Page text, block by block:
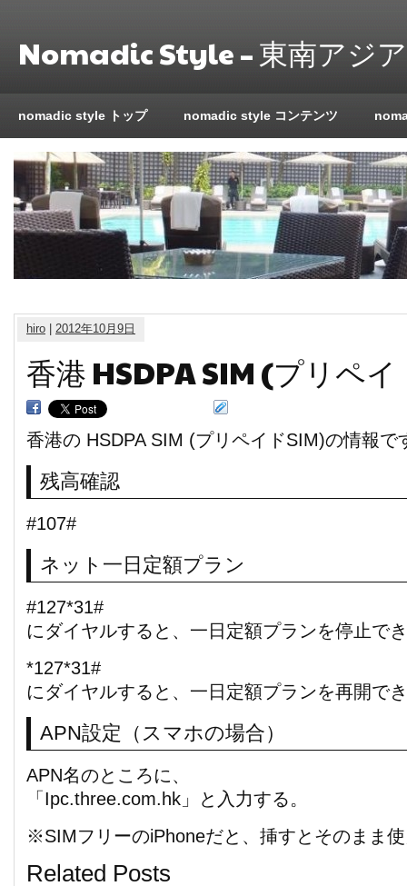
Nomadic Style – 東南アジ
nomadic style トップ nomadic style コンテンツ
hiro 2012年10月9日
香港 HSDPA SIM (プリペ
香港の HSDPA SIM (プリペイドSIM)の情報で
残高確認
#107#
ネット一日定額プラン
#127*31#
にダイヤルすると、一日定額プランを停止で
*127*31#
にダイヤルすると、一日定額プランを再開で
APN設定（スマホの場合）
APN名のところに、
「Ipc.three.com.hk」と入力する。
※SIMフリーのiPhoneだと、挿すとそのまま
Related Posts